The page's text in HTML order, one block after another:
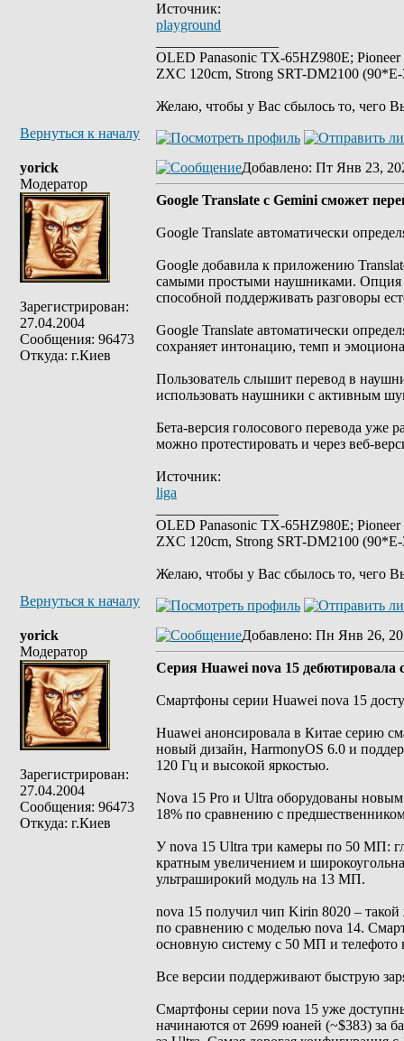
Источник:
playground
OLED Panasonic TX-65HZ980E;
ZXC 120cm, Strong SRT-DM2100
Желаю, чтобы у Вас сбылось то, чего
Вернуться к началу
yorick
Модератор
Зарегистрирован:
27.04.2004
Сообщения: 96473
Откуда: г.Киев
Добавлено: Пт Янв 23,
Google Translate с Gemini сможет
Google Translate автоматически
Google добавила к приложению
самыми простыми наушниками. Опция
способной поддерживать разговоры
Google Translate автоматически
сохраняет интонацию, темп и
Пользователь слышит перевод в
использовать наушники с активным
Бета-версия голосового перевода
можно протестировать и через веб-
Источник:
liga
OLED Panasonic TX-65HZ980E;
ZXC 120cm, Strong SRT-DM2100
Желаю, чтобы у Вас сбылось то, чего
Вернуться к началу
yorick
Модератор
Зарегистрирован:
27.04.2004
Сообщения: 96473
Откуда: г.Киев
Добавлено: Пн Янв 26,
Серия Huawei nova 15
Смартфоны серии Huawei nova 15
Huawei анонсировала в Китае серию
новый дизайн, HarmonyOS 6.0 и
120 Гц и высокой яркостью.
Nova 15 Pro и Ultra оборудованы
18% по сравнению с
У nova 15 Ultra три камеры по 50 МП:
кратным увеличением и
ультраширокий модуль на 13 МП.
nova 15 получил чип Kirin 8020 –
по сравнению с моделью nova 14.
основную систему с 50 МП и
Все версии поддерживают быструю
Смартфоны серии nova 15 уже
начинаются от 2699 юаней (~$383) за